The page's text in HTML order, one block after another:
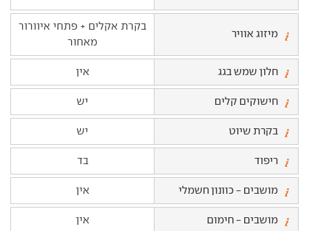
מיזוג אוויר
בקרת אקלים + פתחי איוורור
מאחור
חלון שמש בגג אין
חישוקים קלים יש
בקרת שיוט יש
ריפוד בד
מושבים - כוונון חשמלי אין
מושבים - חימום אין